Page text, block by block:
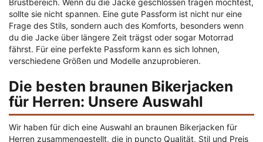
Brustbereich. Wenn du die Jacke geschlossen tragen möchtest,
sollte sie nicht spannen. Eine gute Passform ist nicht nur eine
Frage des Stils, sondern auch des Komforts, besonders wenn
du die Jacke über längere Zeit trägst oder sogar Motorrad
fährst. Für eine perfekte Passform kann es sich lohnen,
verschiedene Größen und Modelle anzuprobieren.
Die besten braunen Bikerjacken
für Herren: Unsere Auswahl
Wir haben für dich eine Auswahl an braunen Bikerjacken für
Herren zusammengestellt, die in puncto Qualität, Stil und Preis